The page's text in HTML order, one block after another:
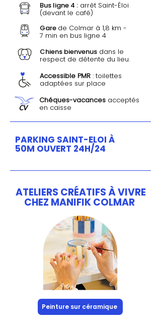
Bus ligne 4 : arrêt Saint-Éloi
(devant le café)
Gare de Colmar à 1,8 km -
7 min en bus ligne 4
Chiens bienvenus dans le
respect de détente du lieu.
​Accessible PMR : toilettes
adaptées sur place
Chéques-vacances acceptés
en caisse
PARKING SAINT-ELOI À
50M OUVERT 24H/24
ATELIERS CRÉATIFS À VIVRE
CHEZ MANIFIK COLMAR
Peinture sur céramique